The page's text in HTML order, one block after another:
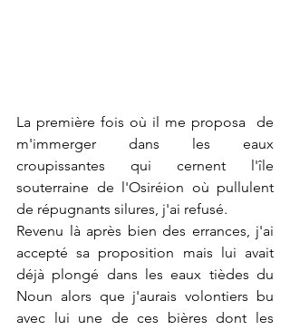
La première fois où il me proposa  de
m'immerger dans les eaux
croupissantes qui cernent l'île
souterraine de l'Osiréion où pullulent
de répugnants silures, j'ai refusé.
Revenu là après bien des errances, j'ai
accepté sa proposition mais lui avait
déjà plongé dans les eaux tièdes du
Noun alors que j'aurais volontiers bu
avec lui une de ces bières dont les